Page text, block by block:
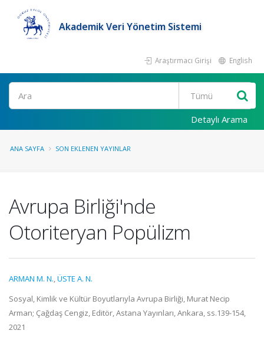
Akademik Veri Yönetim Sistemi
Araştırmacı Girişi English
Ara
Detaylı Arama
ANA SAYFA SON EKLENEN YAYINLAR
Avrupa Birliği'nde
Otoriteryan Popülizm
ARMAN M. N.,ÜSTE A. N.
Sosyal, Kimlik ve Kültür Boyutlarıyla Avrupa Birliği, Murat Necip
Arman; Çağdaş Cengiz, Editör, Astana Yayınları, Ankara, ss.139-154,
2021